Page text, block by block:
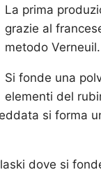
La prima
grazie al
metodo Verneuil.
Si fonde una
elementi del
si forma
dove si